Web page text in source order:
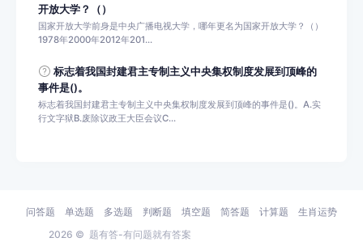
开放大学？（）
国家开放大学前身是中央广播电视大学，哪年更名为国家开放大学？（）
1978年2000年2012年201...
标志着我国封建君主专制主义中央集权制度发展到顶峰的
事件是()。
标志着我国封建君主专制主义中央集权制度发展到顶峰的事件是()。A.实
行文字狱B.废除议政王大臣会议C...
2026 © 题有答-有问题就有答案
问答题 单选题 多选题 判断题 填空题 简答题 计算题 生肖运势